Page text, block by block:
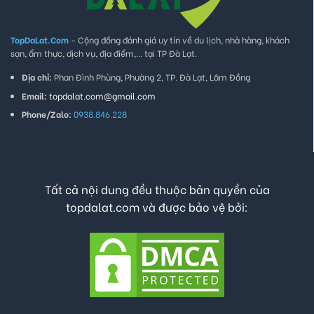
TopDaLat.Com - Cộng đồng đánh giá uy tín về du lịch, nhà hàng, khách
sạn, ẩm thực, dịch vụ, địa điểm,... tại TP Đà Lạt.
Địa chỉ: Phan Đình Phùng, Phường 2, TP. Đà Lạt, Lâm Đồng
Email: topdalat.com@gmail.com
Phone/Zalo: 0938.846.228
Tất cả nội dung đều thuộc bản quyền của
topdalat.com và được bảo vệ bởi: